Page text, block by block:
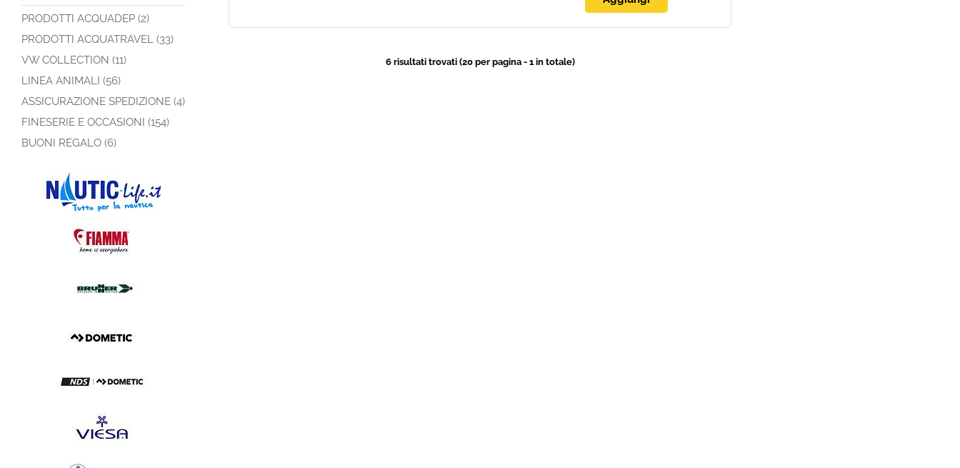
PRODOTTI ACQUADEP (2)
PRODOTTI ACQUATRAVEL (33)
VW COLLECTION (11)
LINEA ANIMALI (56)
ASSICURAZIONE SPEDIZIONE (4)
FINESERIE E OCCASIONI (154)
BUONI REGALO (6)
6 risultati trovati (20 per pagina - 1 in totale)